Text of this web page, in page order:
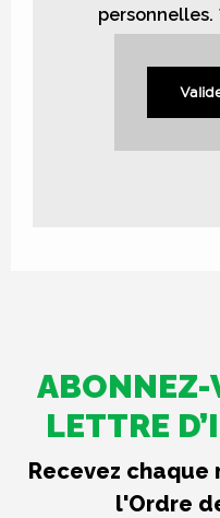
personnelles.
ABONNEZ-
LETTRE
Recevez chaque
l'Ordre